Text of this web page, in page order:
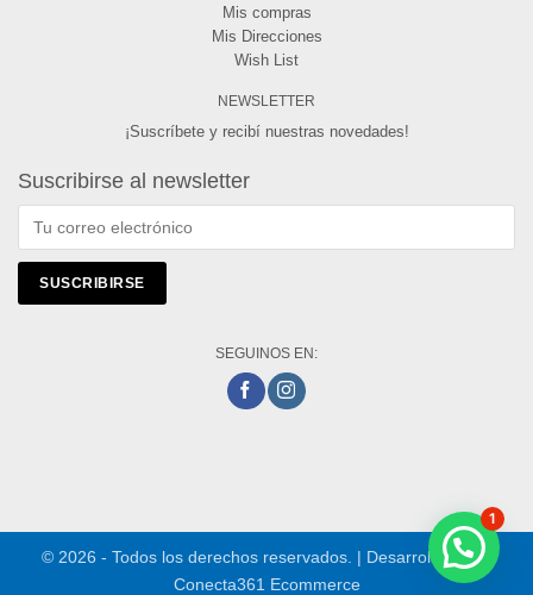
Mis compras
Mis Direcciones
Wish List
NEWSLETTER
¡Suscríbete y recibí nuestras novedades!
Suscribirse al newsletter
SEGUINOS EN:
© 2026 - Todos los derechos reservados. | Desarrollado por
Conecta361 Ecommerce
1